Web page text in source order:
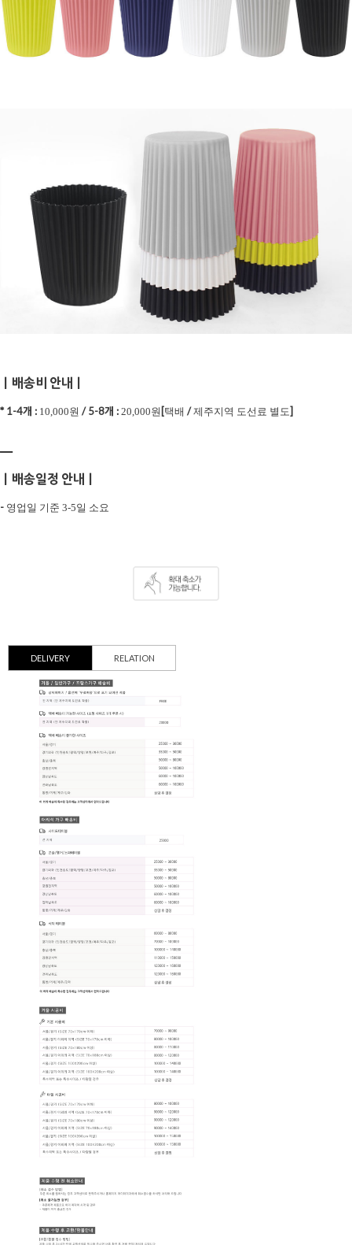
ㅣ배송비 안내ㅣ
* 1-4개 : 10,000원 / 5-8개 : 20,000원 [택배 /제주지역 도선료 별도]
ㅡ
ㅣ배송일정 안내ㅣ
- 영업일 기준 3-5일 소요
DELIVERY RELATION